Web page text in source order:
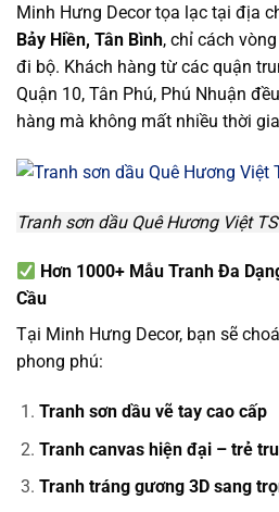
Minh Hưng Decor tọa lạc tại địa
Bảy Hiền, Tân Bình, chỉ cách
đi bộ. Khách hàng từ các quận
Quận 10, Tân Phú, Phú Nhuận
hàng mà không mất nhiều thời
Tranh sơn dầu Quê Hương Việt
Hơn 1000+ Mẫu Tranh Đa
Cầu
Tại Minh Hưng Decor, bạn sẽ
phong phú:
Tranh sơn dầu vẽ tay cao cấp
Tranh canvas hiện đại – trẻ
Tranh tráng gương 3D sang